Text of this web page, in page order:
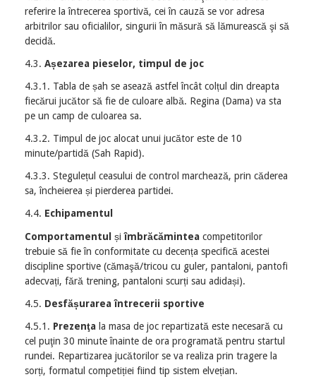
referire la întrecerea sportivă, cei în cauză se vor adresa
arbitrilor sau oficialilor, singurii în măsură să lămurească şi să
decidă.
4.3. Așezarea pieselor, timpul de joc
4.3.1. Tabla de șah se asează astfel încât colțul din dreapta
fiecărui jucător să fie de culoare albă. Regina (Dama) va sta
pe un camp de culoarea sa.
4.3.2. Timpul de joc alocat unui jucător este de 10
minute/partidă (Sah Rapid).
4.3.3. Stegulețul ceasului de control marchează, prin căderea
sa, încheierea și pierderea partidei.
4.4. Echipamentul
Comportamentul șiîmbrăcămintea competitorilor
trebuie să fie în conformitate cu decența specifică acestei
discipline sportive (cămaşă/tricou cu guler, pantaloni, pantofi
adecvați, fără trening, pantaloni scurți sau adidași).
4.5. Desfășurarea întrecerii sportive
4.5.1. Prezenţa la masa de joc repartizată este necesară cu
cel puţin 30 minute înainte de ora programată pentru startul
rundei. Repartizarea jucătorilor se va realiza prin tragere la
sorți, formatul competiției fiind tip sistem elvețian.